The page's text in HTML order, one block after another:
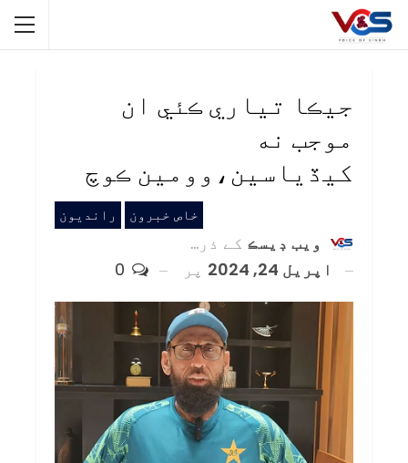
جيڪا تياري ڪئي ان
موجب نه
کيڏياسين،وومين ڪوچ
خاص خبرون رانديون
ويب ڊيسڪ کے ذریعہ
اپریل 24, 2024
پر